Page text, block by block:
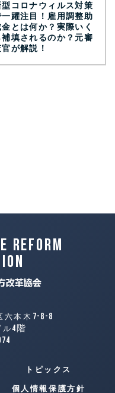
型コロナウィルス対策
一躍注目！雇用調整助
金とは何か？実際いく
補填されるのか？元審
が解説！
Reform
六本木 7-8-8
ル 4階
トピックス
個人情報保護方針